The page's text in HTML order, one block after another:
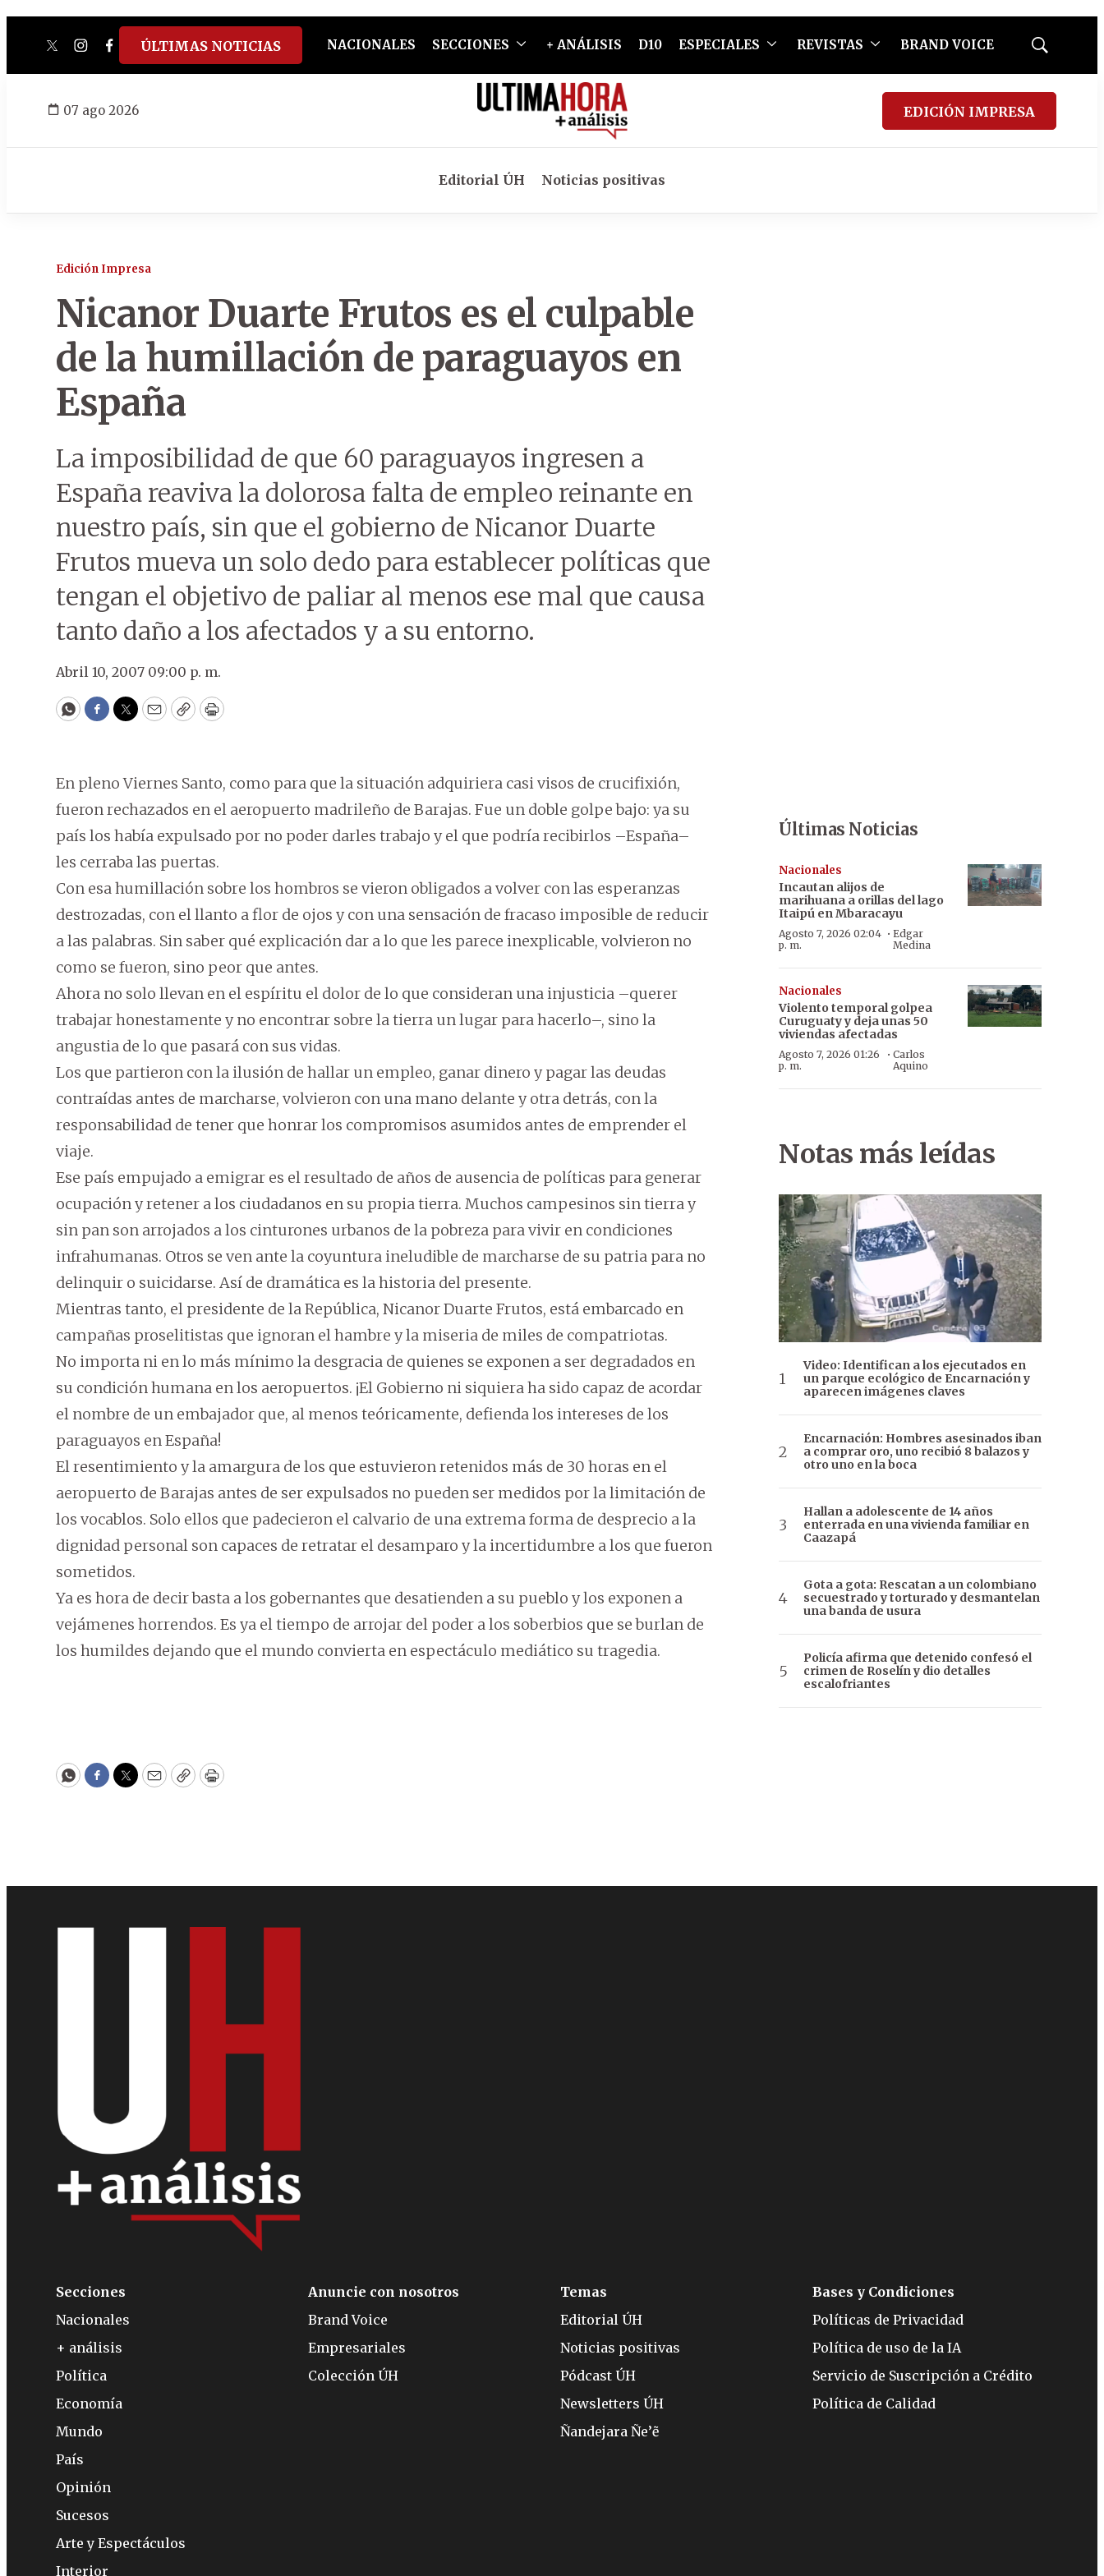
twitterinstagram
facebook
tiktokyoutube
spotify
ÚLTIMAS NOTICIAS NACIONALES SECCIONES + ANÁLISIS D10 ESPECIALES REVISTAS BRAND VOICE
Mostrar
07 ago 2026 EDICIÓN IMPRESA
Editorial ÚH Noticias positivas
Edición Impresa
Nicanor Duarte Frutos es el culpable
de la humillación de paraguayos en
España
La imposibilidad de que 60 paraguayos ingresen a
España reaviva la dolorosa falta de empleo reinante en
nuestro país, sin que el gobierno de Nicanor Duarte
Frutos mueva un solo dedo para establecer políticas que
tengan el objetivo de paliar al menos ese mal que causa
tanto daño a los afectados y a su entorno.
Abril 10, 2007 09:00 p. m.
WhatsApp
Facebook
Twitter
EmailCopyPrint
En pleno Viernes Santo, como para que la situación adquiriera casi visos de crucifixión,
fueron rechazados en el aeropuerto madrileño de Barajas. Fue un doble golpe bajo: ya su
país los había expulsado por no poder darles trabajo y el que podría recibirlos –España–
les cerraba las puertas.
Con esa humillación sobre los hombros se vieron obligados a volver con las esperanzas
destrozadas, con el llanto a flor de ojos y con una sensación de fracaso imposible de reducir
a las palabras. Sin saber qué explicación dar a lo que les parece inexplicable, volvieron no
como se fueron, sino peor que antes.
Ahora no solo llevan en el espíritu el dolor de lo que consideran una injusticia –querer
trabajar honestamente y no encontrar sobre la tierra un lugar para hacerlo–, sino la
angustia de lo que pasará con sus vidas.
Los que partieron con la ilusión de hallar un empleo, ganar dinero y pagar las deudas
contraídas antes de marcharse, volvieron con una mano delante y otra detrás, con la
responsabilidad de tener que honrar los compromisos asumidos antes de emprender el
viaje.
Ese país empujado a emigrar es el resultado de años de ausencia de políticas para generar
ocupación y retener a los ciudadanos en su propia tierra. Muchos campesinos sin tierra y
sin pan son arrojados a los cinturones urbanos de la pobreza para vivir en condiciones
infrahumanas. Otros se ven ante la coyuntura ineludible de marcharse de su patria para no
delinquir o suicidarse. Así de dramática es la historia del presente.
Mientras tanto, el presidente de la República, Nicanor Duarte Frutos, está embarcado en
campañas proselitistas que ignoran el hambre y la miseria de miles de compatriotas.
No importa ni en lo más mínimo la desgracia de quienes se exponen a ser degradados en
su condición humana en los aeropuertos. ¡El Gobierno ni siquiera ha sido capaz de acordar
el nombre de un embajador que, al menos teóricamente, defienda los intereses de los
paraguayos en España!
El resentimiento y la amargura de los que estuvieron retenidos más de 30 horas en el
aeropuerto de Barajas antes de ser expulsados no pueden ser medidos por la limitación de
los vocablos. Solo ellos que padecieron el calvario de una extrema forma de desprecio a la
dignidad personal son capaces de retratar el desamparo y la incertidumbre a los que fueron
sometidos.
Ya es hora de decir basta a los gobernantes que desatienden a su pueblo y los exponen a
vejámenes horrendos. Es ya el tiempo de arrojar del poder a los soberbios que se burlan de
los humildes dejando que el mundo convierta en espectáculo mediático su tragedia.
WhatsApp
Facebook
Twitter
EmailCopyPrint
Últimas Noticias
Nacionales
Incautan alijos de
marihuana a orillas del lago
Itaipú en Mbaracayu
Agosto 7, 2026 02:04
p. m.
· Edgar
Medina
Nacionales
Violento temporal golpea
Curuguaty y deja unas 50
viviendas afectadas
Agosto 7, 2026 01:26
p. m.
· Carlos
Aquino
Notas más leídas
Video: Identifican a los ejecutados en
un parque ecológico de Encarnación y
aparecen imágenes claves
Encarnación: Hombres asesinados iban
a comprar oro, uno recibió 8 balazos y
otro uno en la boca
Hallan a adolescente de 14 años
enterrada en una vivienda familiar en
Caazapá
Gota a gota: Rescatan a un colombiano
secuestrado y torturado y desmantelan
una banda de usura
Policía afirma que detenido confesó el
crimen de Roselín y dio detalles
escalofriantes
Secciones
Nacionales
+ análisis
Política
Economía
Mundo
País
Opinión
Sucesos
Arte y Espectáculos
Interior
Anuncie con nosotros
Brand Voice
Empresariales
Colección ÚH
Temas
Editorial ÚH
Noticias positivas
Pódcast ÚH
Newsletters ÚH
Ñandejara Ñe’ẽ
Bases y Condiciones
Políticas de Privacidad
Política de uso de la IA
Servicio de Suscripción a Crédito
Política de Calidad